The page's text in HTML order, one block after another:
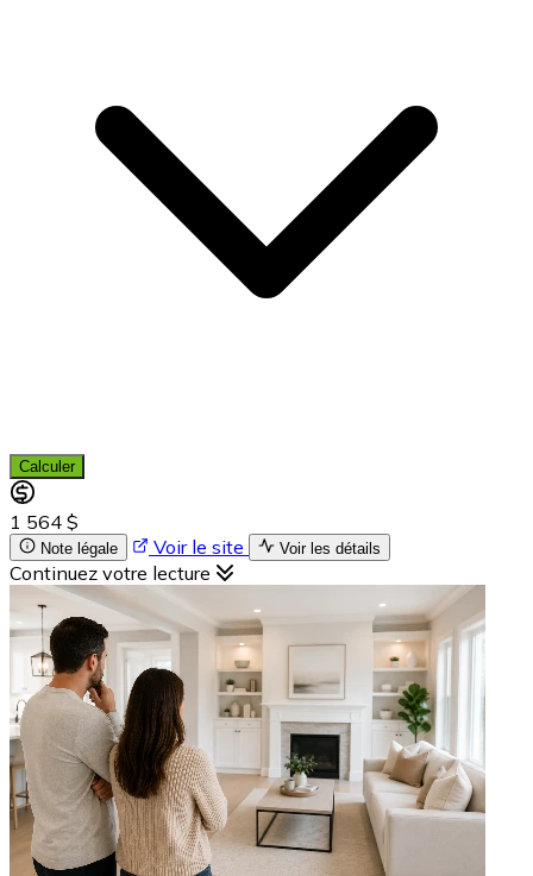
Calculer
1 564 $
Note légale Voir le site Voir les détails
Continuez votre lecture